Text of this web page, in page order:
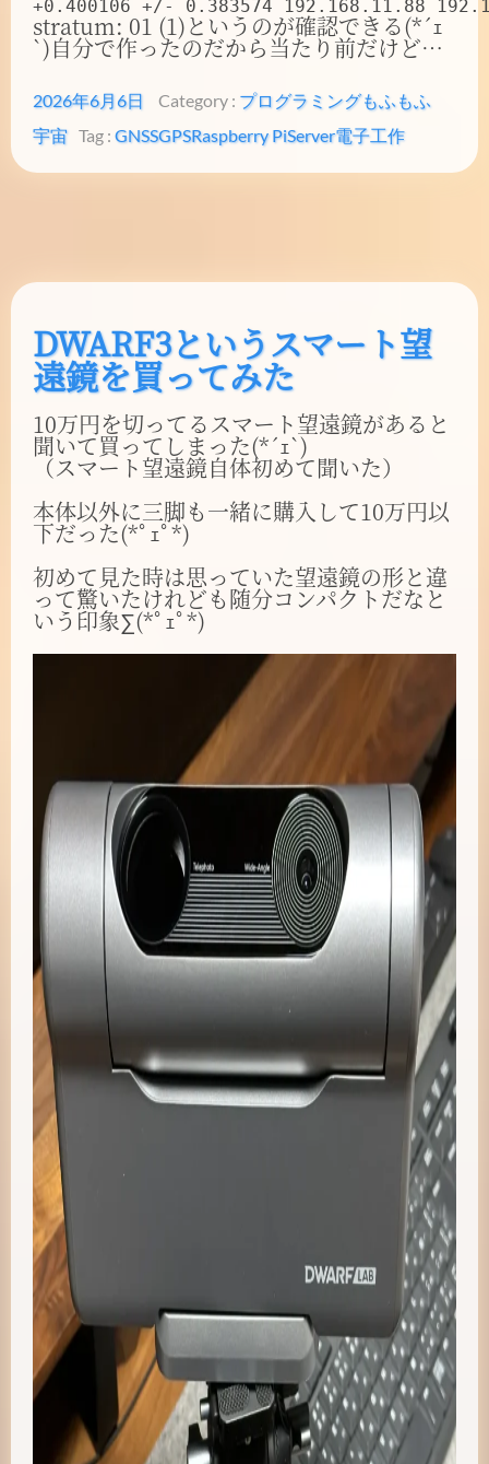
stratum: 01 (1)というのが確認できる(*´ｪ
`)自分で作ったのだから当たり前だけど…
2026年6月6日 Category : プログラミングもふもふ
宇宙 Tag : GNSSGPSRaspberry PiServer電子工作
DWARF3というスマート望
遠鏡を買ってみた
10万円を切ってるスマート望遠鏡があると
聞いて買ってしまった(*´ｪ`)
（スマート望遠鏡自体初めて聞いた）
本体以外に三脚も一緒に購入して10万円以
下だった(*ﾟｪﾟ*)
初めて見た時は思っていた望遠鏡の形と違
って驚いたけれども随分コンパクトだなと
いう印象∑(*ﾟｪﾟ*)